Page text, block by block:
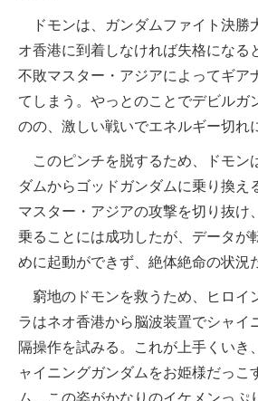
ドモンは、ガンダムファイト決勝
オ香港に到着しなければ失格になる
不敗マスター・アジアによってギア
てしまう。やっとのことでデビルガ
のの、激しい戦いでエネルギー切れ
このピンチを脱するため、ドモン
ダムからゴッドガンダムに乗り換え
マスター・アジアの攻撃を切り抜け
乗ることには成功したが、データが
めに起動ができず、絶体絶命の状況
窮地のドモンを救うため、ヒロイ
ラはネオ香港から脳波装置でシャイ
隔操作を試みる。これが上手くいき
ャイニングガンダムをお姫様だっこ